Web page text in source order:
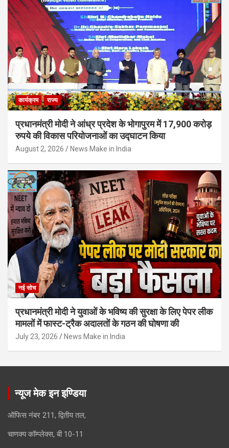
कार्यक्रम राज्य
प्रधानमंत्री मोदी ने आंध्र प्रदेश के भोगापुरम में 17,900 करोड़
रुपये की विकास परियोजनाओं का उद्घाटन किया
August 2, 2026 News Make in India
नई सोच
प्रधानमंत्री मोदी ने युवाओं के भविष्य की सुरक्षा के लिए पेपर लीक
मामलों में फास्ट-ट्रैक अदालतों के गठन की घोषणा की
July 23, 2026 News Make in India
न्यूज मेक इन इण्डिया
ऑफिस नंबर 211, द्वितीय तल,
चाणक्य कॉम्प्लेक्स, बी 10-11